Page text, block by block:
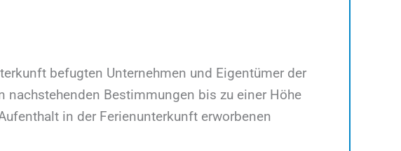
befugten Unternehmen und Eigentümer der
Bestimmungen bis zu einer Höhe
in der Ferienunterkunft erworbenen